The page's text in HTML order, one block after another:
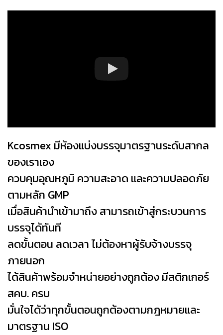
Kcosmex มีห้องแบ่งบรรจุมาตรฐานระดับสากล
ของเราเอง
ควบคุมอุณหภูมิ ความสะอาด และความปลอดภัย
ตามหลัก GMP
เมื่อสินค้านำเข้ามาถึง สามารถเข้าสู่กระบวนการ
บรรจุได้ทันที
ลดขั้นตอน ลดเวลา ไม่ต้องหาผู้รับจ้างบรรจุ
ภายนอก
ได้สินค้าพร้อมจำหน่ายอย่างถูกต้อง มีสติกเกอร์
สคบ. ครบ
มั่นใจได้ว่าทุกขั้นตอนถูกต้องตามกฎหมายและ
มาตรฐาน ISO